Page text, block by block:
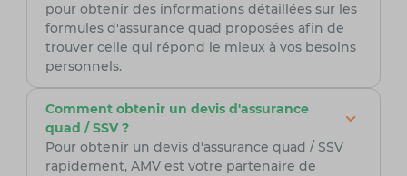
pour obtenir des informations détaillées sur les
formules d'assurance quad proposées afin de
trouver celle qui répond le mieux à vos besoins
personnels.
Comment obtenir un devis d'assurance
quad / SSV ?
Pour obtenir un devis d'assurance quad / SSV
rapidement, AMV est votre partenaire de